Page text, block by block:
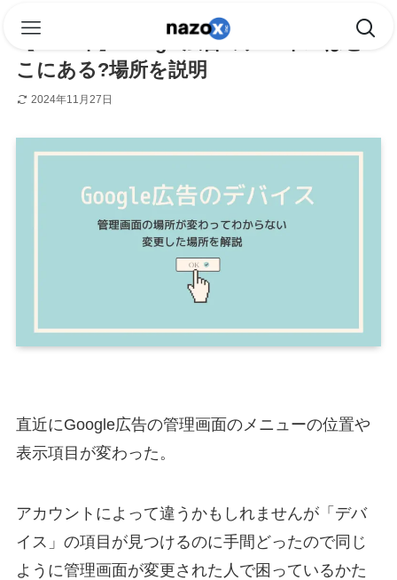
【2024年】Google広告のデバイスはど
こにある?場所を説明
2024年11月27日
直近にGoogle広告の管理画面のメニューの位置や
表示項目が変わった。
アカウントによって違うかもしれませんが「デバ
イス」の項目が見つけるのに手間どったので同じ
ように管理画面が変更された人で困っているかた